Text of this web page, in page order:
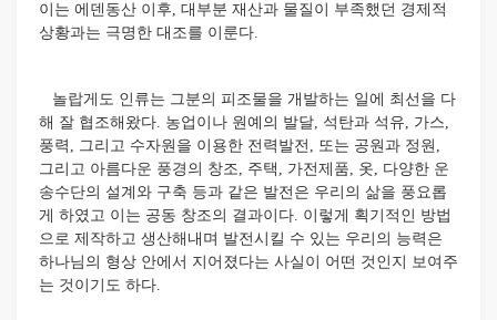
이는 에덴동산 이후, 대부분 재산과 물질이 부족했던 경제적
상황과는 극명한 대조를 이룬다.
놀랍게도 인류는 그분의 피조물을 개발하는 일에 최선을 다
해 잘 협조해왔다. 농업이나 원예의 발달, 석탄과 석유, 가스,
풍력, 그리고 수자원을 이용한 전력발전, 또는 공원과 정원,
그리고 아름다운 풍경의 창조, 주택, 가전제품, 옷, 다양한 운
송수단의 설계와 구축 등과 같은 발전은 우리의 삶을 풍요롭
게 하였고 이는 공동 창조의 결과이다. 이렇게 획기적인 방법
으로 제작하고 생산해내며 발전시킬 수 있는 우리의 능력은
하나님의 형상 안에서 지어졌다는 사실이 어떤 것인지 보여주
는 것이기도 하다.